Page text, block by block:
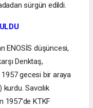
sürgün edildi.
ENOSİS düşüncesi,
Denktaş,
gecesi bir araya
Savcılık
KTKF